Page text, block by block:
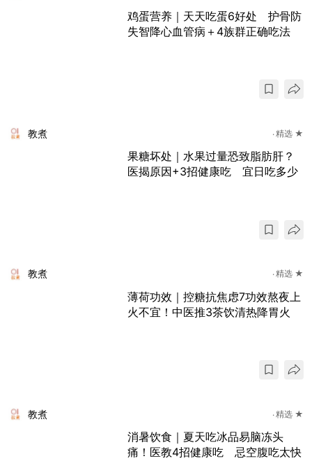
鸡蛋营养｜天天吃蛋6好处 护骨防
失智降心血管病＋4族群正确吃法
教煮 精选 ★
果糖坏处｜水果过量恐致脂肪肝？
医揭原因+3招健康吃 宜日吃多少
教煮 精选 ★
薄荷功效｜控糖抗焦虑7功效熬夜上
火不宜！中医推3茶饮清热降胃火
教煮 精选 ★
消暑饮食｜夏天吃冰品易脑冻头
痛！医教4招健康吃 忌空腹吃太快